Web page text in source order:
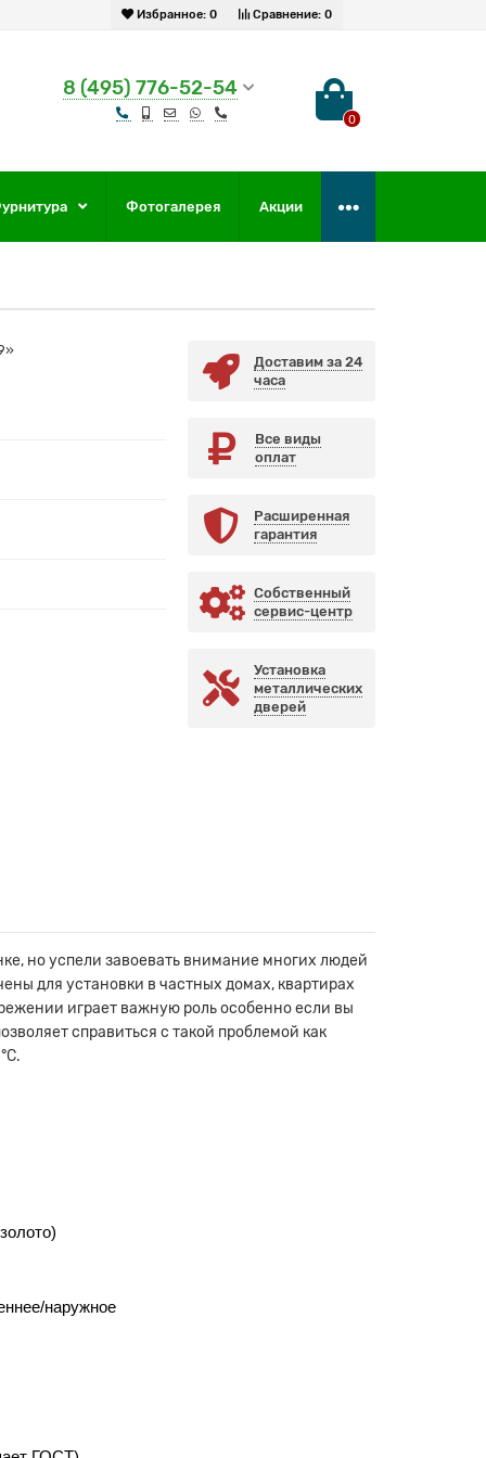
Сравнение: 0
Избранное: 0
8 (495) 776-52-54
0
Фотогалерея Акции
Доставим за 24
часа
Все виды
оплат
Расширенная
гарантия
Собственный
сервис-центр
Установка
металлических
дверей
но успели завоевать внимание многих людей
для установки в частных домах, квартирах
играет важную роль особенно если вы
справиться с такой проблемой как
наружное